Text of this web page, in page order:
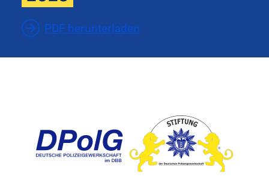
PDF herunterladen